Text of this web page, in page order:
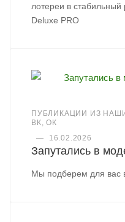
лотереи в стабильный
Deluxe PRO
ПУБЛИКАЦИИ ИЗ
ВК, ОК
—
16.02.2026
Запутались в
Мы подберем для вас